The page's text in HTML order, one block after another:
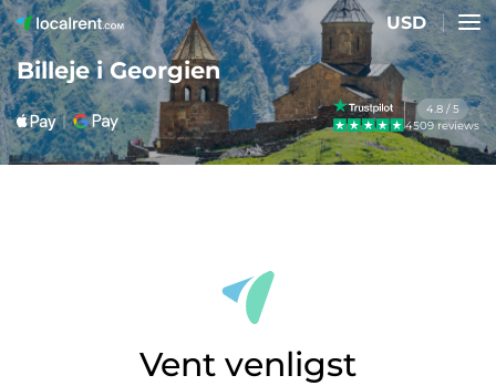
USD
Billeje i Georgien
4.8 / 5
4509 reviews
Vent venligst